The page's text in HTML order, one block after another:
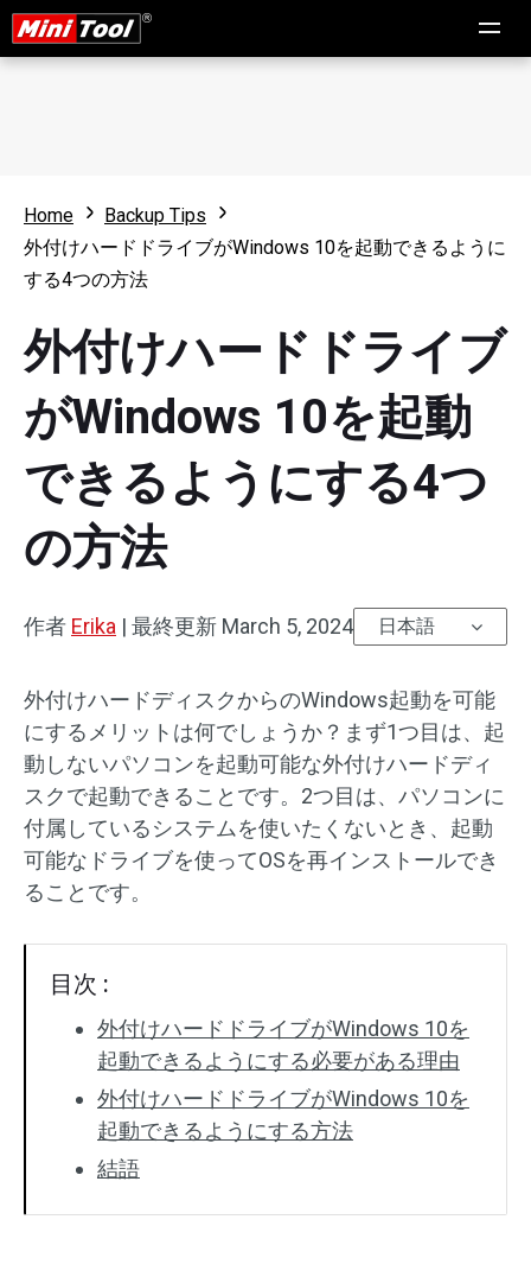
Home
Backup Tips
外付けハードドライブがWindows 10を起動できるように
する4つの方法
外付けハードドライブ
がWindows 10を起動
できるようにする4つ
の方法
作者 Erika | 最終更新 March 5, 2024 日本語
外付けハードディスクからのWindows起動を可能
にするメリットは何でしょうか？まず1つ目は、起
動しないパソコンを起動可能な外付けハードディ
スクで起動できることです。2つ目は、パソコンに
付属しているシステムを使いたくないとき、起動
可能なドライブを使ってOSを再インストールでき
ることです。
目次 :
外付けハードドライブがWindows 10を
起動できるようにする必要がある理由
外付けハードドライブがWindows 10を
起動できるようにする方法
結語